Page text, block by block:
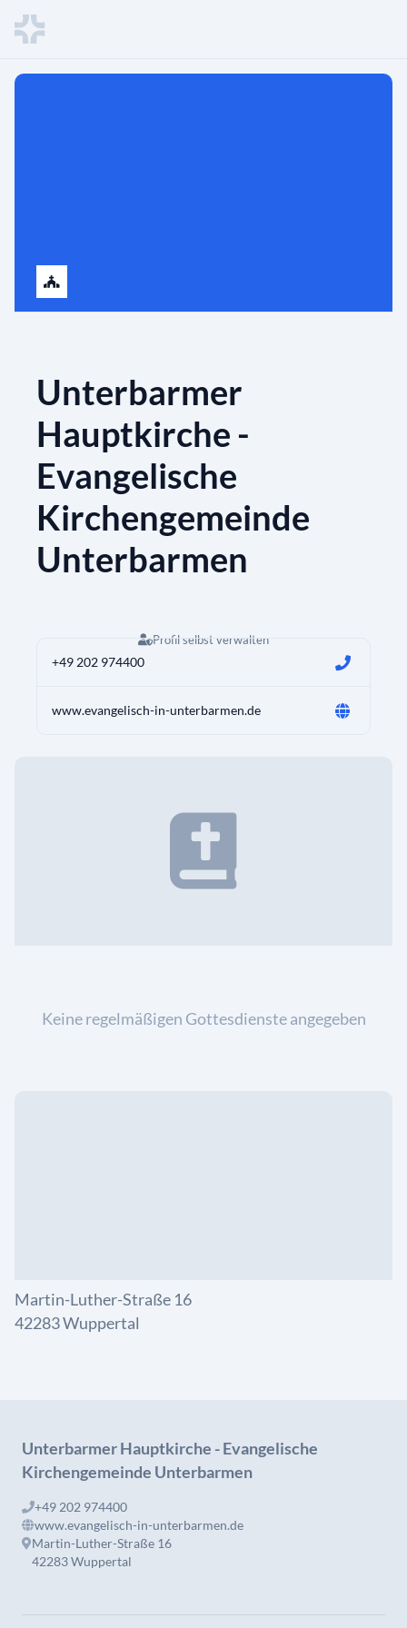
Unterbarmer
Hauptkirche -
Evangelische
Kirchengemeinde
Unterbarmen
Profil selbst verwalten
+49 202 974400
www.evangelisch-in-unterbarmen.de
Keine regelmäßigen Gottesdienste angegeben
Martin-Luther-Straße 16
42283 Wuppertal
Unterbarmer Hauptkirche - Evangelische
Kirchengemeinde Unterbarmen
+49 202 974400
www.evangelisch-in-unterbarmen.de
Martin-Luther-Straße 16
42283 Wuppertal